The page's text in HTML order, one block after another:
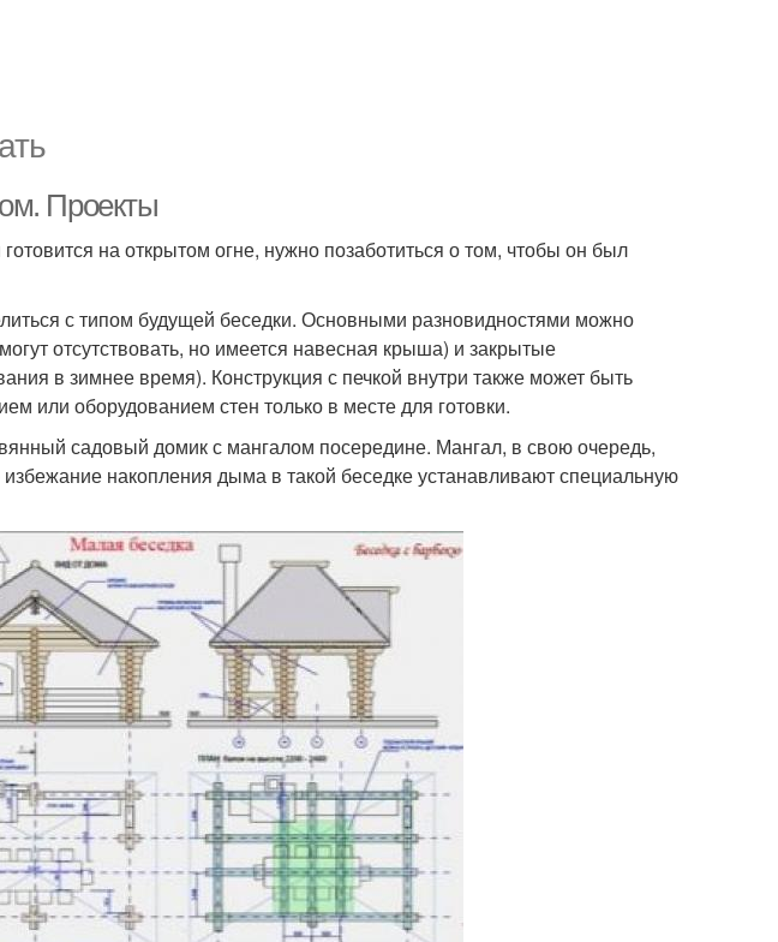
Проекты
на открытом огне, нужно позаботиться о том, чтобы он был
с типом будущей беседки. Основными разновидностями можно
отсутствовать, но имеется навесная крыша) и закрытые
в зимнее время). Конструкция с печкой внутри также может быть
или оборудованием стен только в месте для готовки.
садовый домик с мангалом посередине. Мангал, в свою очередь,
накопления дыма в такой беседке устанавливают специальную